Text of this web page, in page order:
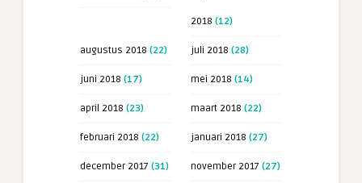
2018 (12)
augustus 2018 (22) juli 2018 (28)
juni 2018 (17) mei 2018 (14)
april 2018 (23) maart 2018 (22)
februari 2018 (22) januari 2018 (27)
december 2017 (31) november 2017 (27)